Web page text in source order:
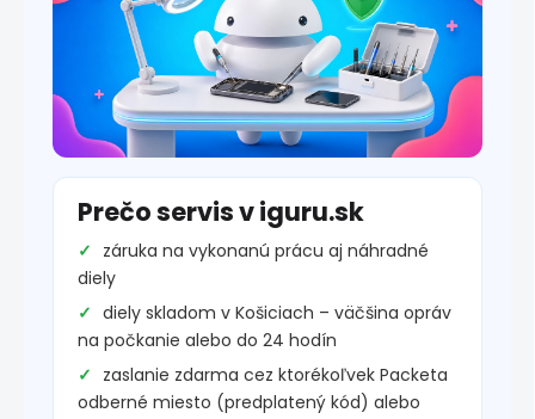
Prečo servis v iguru.sk
záruka na vykonanú prácu aj náhradné
diely
diely skladom v Košiciach – väčšina opráv
na počkanie alebo do 24 hodín
zaslanie zdarma cez ktorékoľvek Packeta
odberné miesto (predplatený kód) alebo